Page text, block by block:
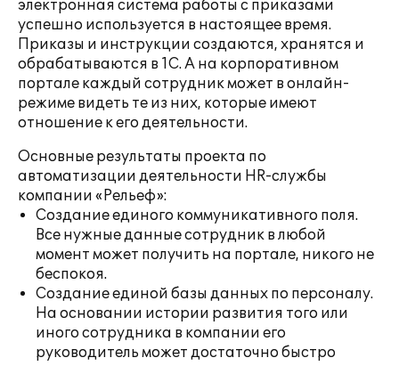
электронная система работы с приказами
успешно используется в настоящее время.
Приказы и инструкции создаются, хранятся и
обрабатываются в 1С. А на корпоративном
портале каждый сотрудник может в онлайн-
режиме видеть те из них, которые имеют
отношение к его деятельности.
Основные результаты проекта по
автоматизации деятельности HR-службы
компании «Рельеф»:
Создание единого коммуникативного поля.
Все нужные данные сотрудник в любой
момент может получить на портале, никого не
беспокоя.
Создание единой базы данных по персоналу.
На основании истории развития того или
иного сотрудника в компании его
руководитель может достаточно быстро